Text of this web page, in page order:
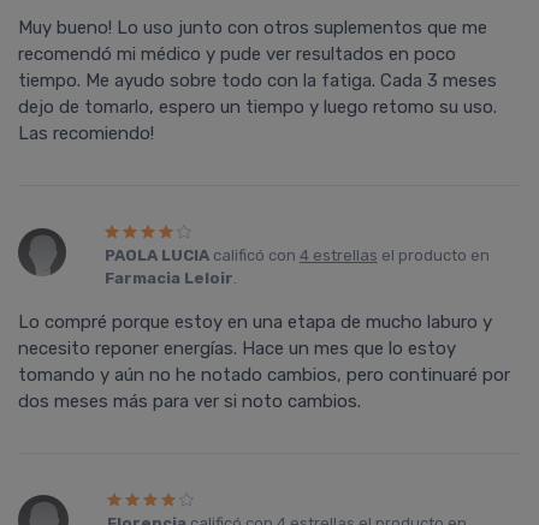
Muy bueno! Lo uso junto con otros suplementos que me
recomendó mi médico y pude ver resultados en poco
tiempo. Me ayudo sobre todo con la fatiga. Cada 3 meses
dejo de tomarlo, espero un tiempo y luego retomo su uso.
Las recomiendo!
PAOLA LUCIAcalificó con 4 estrellas el producto en
Farmacia Leloir.
Lo compré porque estoy en una etapa de mucho laburo y
necesito reponer energías. Hace un mes que lo estoy
tomando y aún no he notado cambios, pero continuaré por
dos meses más para ver si noto cambios.